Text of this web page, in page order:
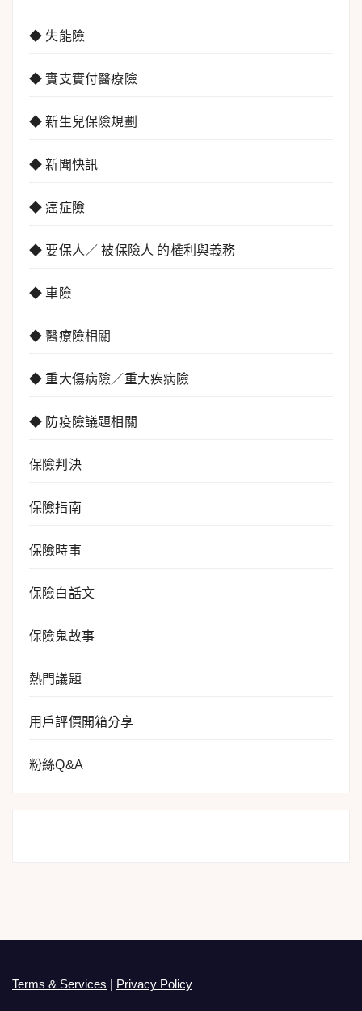
◆ 失能險
◆ 實支實付醫療險
◆ 新生兒保險規劃
◆ 新聞快訊
◆ 癌症險
◆ 要保人／ 被保險人 的權利與義務
◆ 車險
◆ 醫療險相關
◆ 重大傷病險／重大疾病險
◆ 防疫險議題相關
保險判決
保險指南
保險時事
保險白話文
保險鬼故事
熱門議題
用戶評價開箱分享
粉絲Q&A
Terms & Services | Privacy Policy